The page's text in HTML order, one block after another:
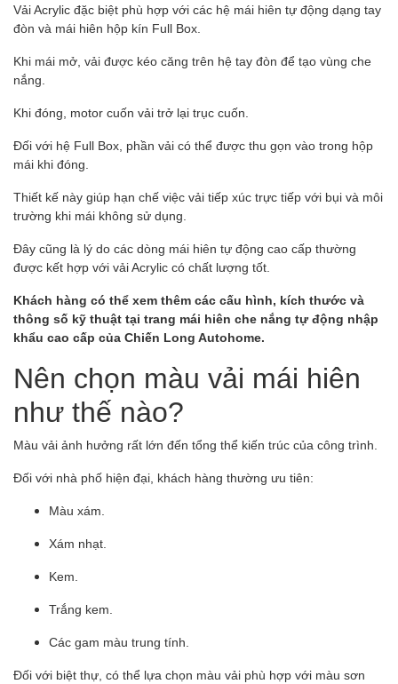
Vải Acrylic đặc biệt phù hợp với các hệ mái hiên tự động dạng tay
đòn và mái hiên hộp kín Full Box.
Khi mái mở, vải được kéo căng trên hệ tay đòn để tạo vùng che
nắng.
Khi đóng, motor cuốn vải trở lại trục cuốn.
Đối với hệ Full Box, phần vải có thể được thu gọn vào trong hộp
mái khi đóng.
Thiết kế này giúp hạn chế việc vải tiếp xúc trực tiếp với bụi và môi
trường khi mái không sử dụng.
Đây cũng là lý do các dòng mái hiên tự động cao cấp thường
được kết hợp với vải Acrylic có chất lượng tốt.
Khách hàng có thể xem thêm các cấu hình, kích thước và
thông số kỹ thuật tại trang mái hiên che nắng tự động nhập
khẩu cao cấp của Chiến Long Autohome.
Nên chọn màu vải mái hiên
như thế nào?
Màu vải ảnh hưởng rất lớn đến tổng thể kiến trúc của công trình.
Đối với nhà phố hiện đại, khách hàng thường ưu tiên:
Màu xám.
Xám nhạt.
Kem.
Trắng kem.
Các gam màu trung tính.
Đối với biệt thự, có thể lựa chọn màu vải phù hợp với màu sơn